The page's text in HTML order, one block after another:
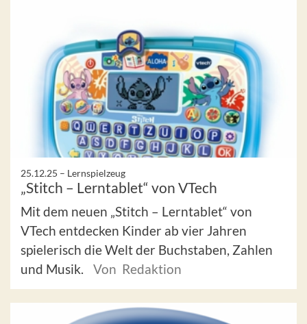
25.12.25 – Lernspielzeug
„Stitch – Lerntablet“ von VTech
Mit dem neuen „Stitch – Lerntablet“ von
VTech entdecken Kinder ab vier Jahren
spielerisch die Welt der Buchstaben, Zahlen
und Musik.
Von Redaktion